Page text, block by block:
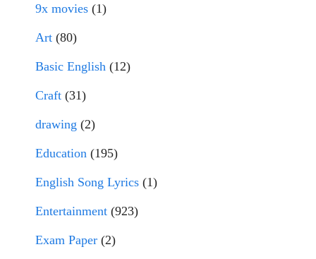
9x movies (1)
Art (80)
Basic English (12)
Craft (31)
drawing (2)
Education (195)
English Song Lyrics (1)
Entertainment (923)
Exam Paper (2)